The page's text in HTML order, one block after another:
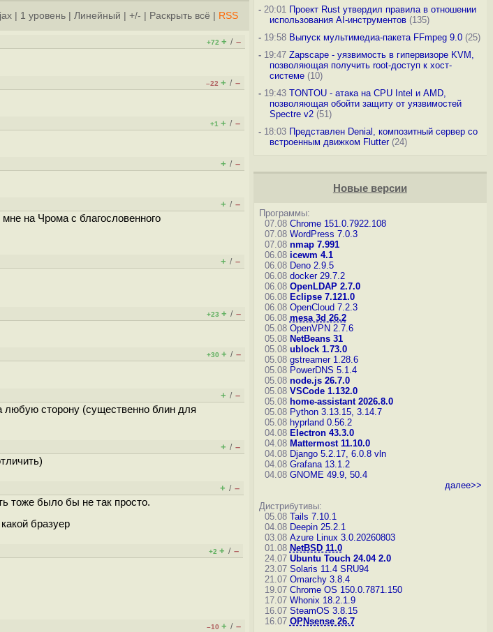
1 уровень Линейный +/- Раскрыть всё RSS
+72 + / –
–22 + / –
+1 + / –
+ / –
+ / –
на Чрома с благословенного
+ / –
+23 + / –
+30 + / –
+ / –
любую сторону (существенно блин для
+ / –
+ / –
тоже было бы не так просто.
бразуер
+2 + / –
–10 + / –
-20:01 Проект Rust утвердил правила в отношении
использования AI-инструментов(135)
-19:58 Выпуск мультимедиа-пакета FFmpeg 9.0(25)
-19:47 Zapscape - уязвимость в гипервизоре KVM,
позволяющая получить root-доступ к хост-
системе(10)
-19:43 TONTOU - атака на CPU Intel и AMD,
позволяющая обойти защиту от уязвимостей
Spectre v2(51)
-18:03 Представлен Denial, композитный сервер со
встроенным движком Flutter(24)
Новые версии
Программы:
07.08 Chrome 151.0.7922.108
07.08 WordPress 7.0.3
07.08 nmap 7.991
06.08 icewm 4.1
06.08 Deno 2.9.5
06.08 docker 29.7.2
06.08 OpenLDAP 2.7.0
06.08 Eclipse 7.121.0
06.08 OpenCloud 7.2.3
06.08 mesa 3d 26.2
05.08 OpenVPN 2.7.6
05.08 NetBeans 31
05.08 ublock 1.73.0
05.08 gstreamer 1.28.6
05.08 PowerDNS 5.1.4
05.08 node.js 26.7.0
05.08 VSCode 1.132.0
05.08 home-assistant 2026.8.0
05.08 Python 3.13.15, 3.14.7
05.08 hyprland 0.56.2
04.08 Electron 43.3.0
04.08 Mattermost 11.10.0
04.08 Django 5.2.17, 6.0.8 vln
04.08 Grafana 13.1.2
04.08 GNOME 49.9, 50.4
далее>>
Дистрибутивы:
05.08 Tails 7.10.1
04.08 Deepin 25.2.1
03.08 Azure Linux 3.0.20260803
01.08 NetBSD 11.0
24.07 Ubuntu Touch 24.04 2.0
23.07 Solaris 11.4 SRU94
21.07 Omarchy 3.8.4
19.07 Chrome OS 150.0.7871.150
17.07 Whonix 18.2.1.9
16.07 SteamOS 3.8.15
16.07 OPNsense 26.7